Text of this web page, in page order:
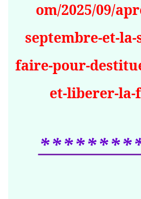
om/2025/09/
septembre-et-
faire-pour-
et-liberer-la-